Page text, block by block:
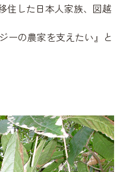
住した日本人家族、図越
ーの農家を支えたい』と